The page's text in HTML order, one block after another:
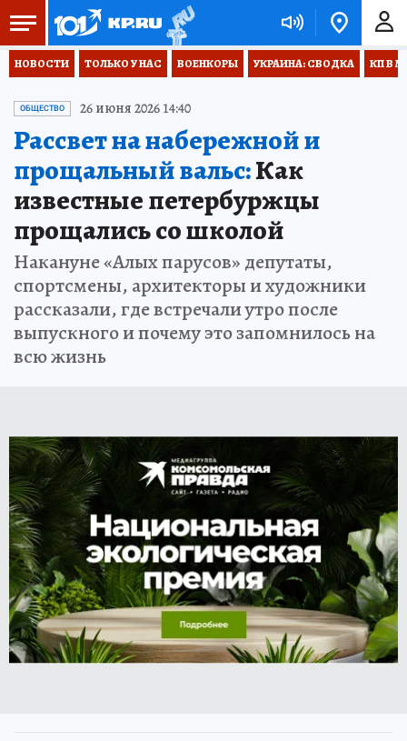
НОВОСТИ ТОЛЬКО У НАС ВОЕНКОРЫ УКРАИНА: СВОДКА КП В
ОБЩЕСТВО 26 июня 2026 14:40
Рассвет на набережной и
прощальный вальс:Как
известные петербуржцы
прощались со школой
Накануне «Алых парусов» депутаты,
спортсмены, архитекторы и художники
рассказали, где встречали утро после
выпускного и почему это запомнилось на
всю жизнь